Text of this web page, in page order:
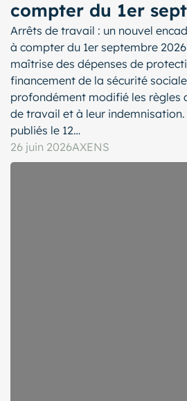
compter du 1er
Arrêts de travail : un nouvel
à compter du 1er septembre
maîtrise des dépenses de
financement de la sécurité
profondément modifié les règles
de travail et à leur indemnisation.
publiés le 12…
26 juin 2026AXENS